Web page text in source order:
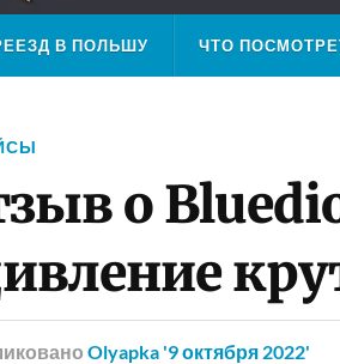
В ПОЛЬШУ ЧТО
о
Olyapka '9 октября 2022'